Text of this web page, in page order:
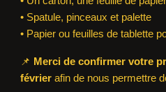
• Spatule, pinceaux et palette
• Papier ou feuilles de tablette
📌 Merci de confirmer votre
février afin de nous permettre